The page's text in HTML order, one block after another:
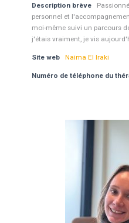
Description brève
personnel et
moi-même suivi un parcours
j'étais vraiment, je vis
Site web Naima El Iraki
Numéro de téléphone du